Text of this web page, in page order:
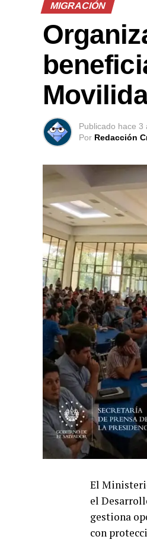
MIGRACIÓN
Publicado hace 3
Por Redacción
El
el
gestiona
con